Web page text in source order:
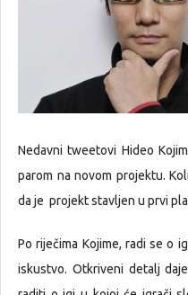
Nedavni tweetovi Hideo
parom na novom projektu.
da je projekt stavljen u prvi
Po riječima Kojime, radi se o
iskustvo. Otkriveni detalj